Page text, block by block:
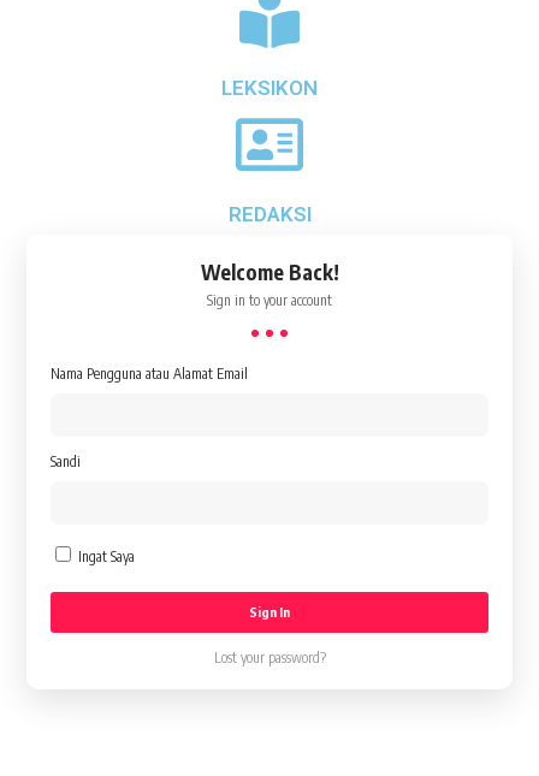
LEKSIKON
REDAKSI
Welcome Back!
Sign in to your account
Nama Pengguna atau Alamat Email
Sandi
Ingat Saya
Lost your password?